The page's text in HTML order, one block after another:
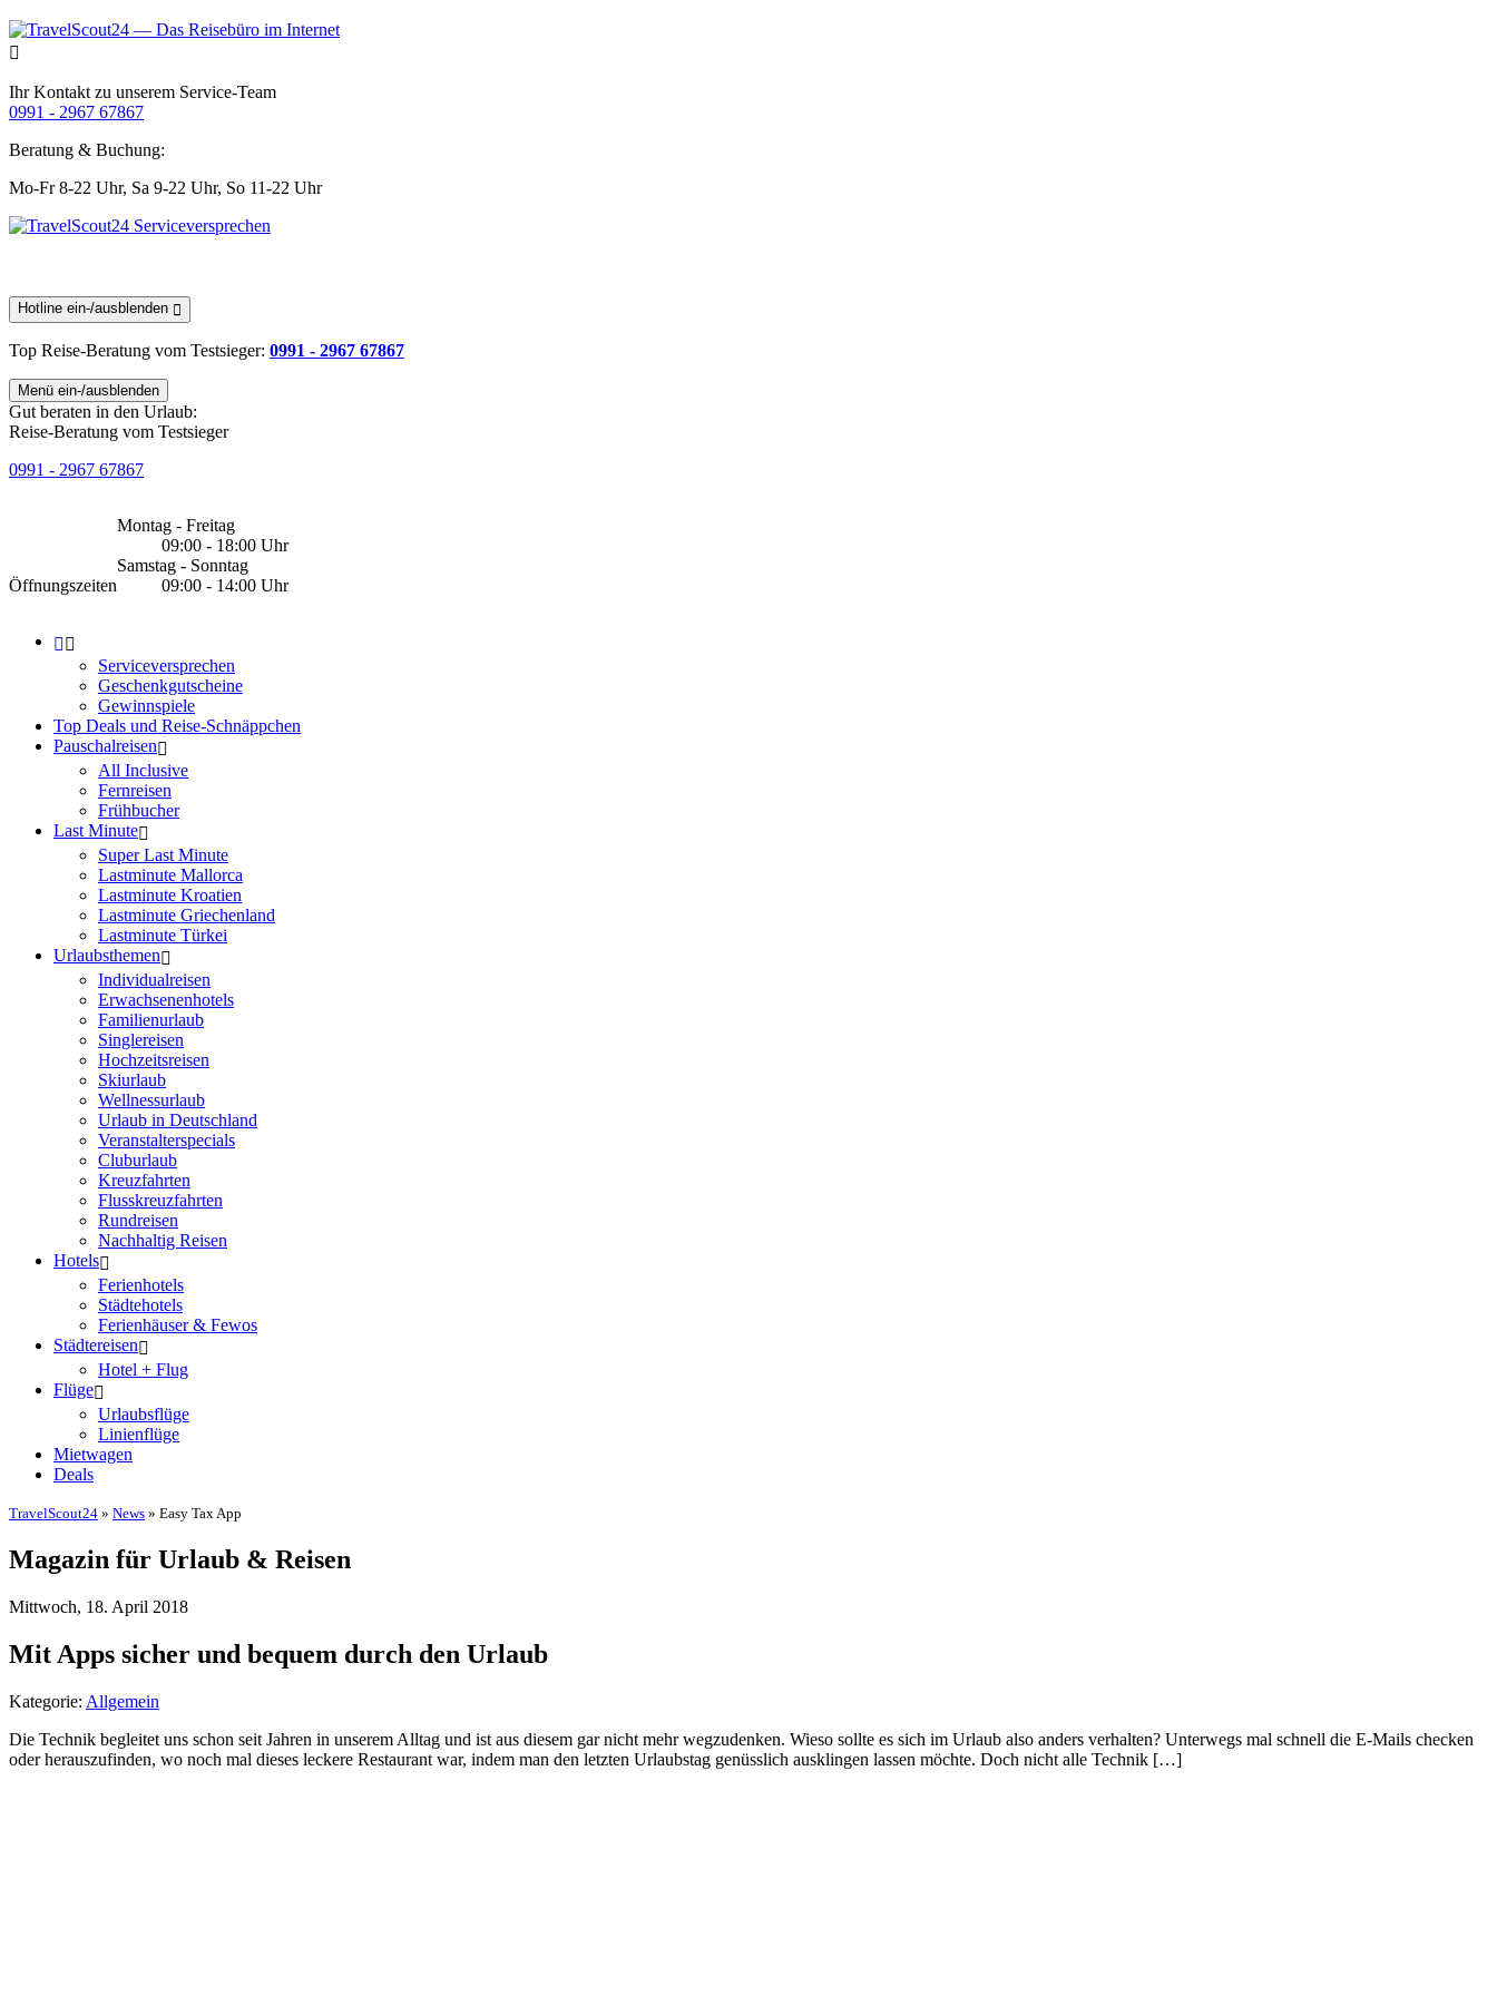
Ihr Kontakt zu unserem Service-Team
0991 - 2967 67867
Beratung & Buchung:
Mo-Fr 8-22 Uhr, Sa 9-22 Uhr, So 11-22 Uhr
Hotline ein-/ausblenden
Top Reise-Beratung vom Testsieger: 0991 - 2967 67867
Menü ein-/ausblenden
Gut beraten in den Urlaub:
Reise-Beratung vom Testsieger
0991 - 2967 67867
Öffnungszeiten
Montag - Freitag
09:00 - 18:00 Uhr
Samstag - Sonntag
09:00 - 14:00 Uhr
Serviceversprechen
Geschenkgutscheine
Gewinnspiele
Top Deals und Reise-Schnäppchen
Pauschalreisen
All Inclusive
Fernreisen
Frühbucher
Last Minute
Super Last Minute
Lastminute Mallorca
Lastminute Kroatien
Lastminute Griechenland
Lastminute Türkei
Urlaubsthemen
Individualreisen
Erwachsenenhotels
Familienurlaub
Singlereisen
Hochzeitsreisen
Skiurlaub
Wellnessurlaub
Urlaub in Deutschland
Veranstalterspecials
Cluburlaub
Kreuzfahrten
Flusskreuzfahrten
Rundreisen
Nachhaltig Reisen
Hotels
Ferienhotels
Städtehotels
Ferienhäuser & Fewos
Städtereisen
Hotel + Flug
Flüge
Urlaubsflüge
Linienflüge
Mietwagen
Deals
TravelScout24 » News » Easy Tax App
Magazin für Urlaub & Reisen
Mittwoch, 18. April 2018
Mit Apps sicher und bequem durch den Urlaub
Kategorie: Allgemein
Die Technik begleitet uns schon seit Jahren in unserem Alltag und ist aus diesem gar nicht mehr wegzudenken. Wieso sollte es sich im Urlaub also anders verhalten? Unterwegs mal schnell die E-Mails checken
oder herauszufinden, wo noch mal dieses leckere Restaurant war, indem man den letzten Urlaubstag genüsslich ausklingen lassen möchte. Doch nicht alle Technik […]